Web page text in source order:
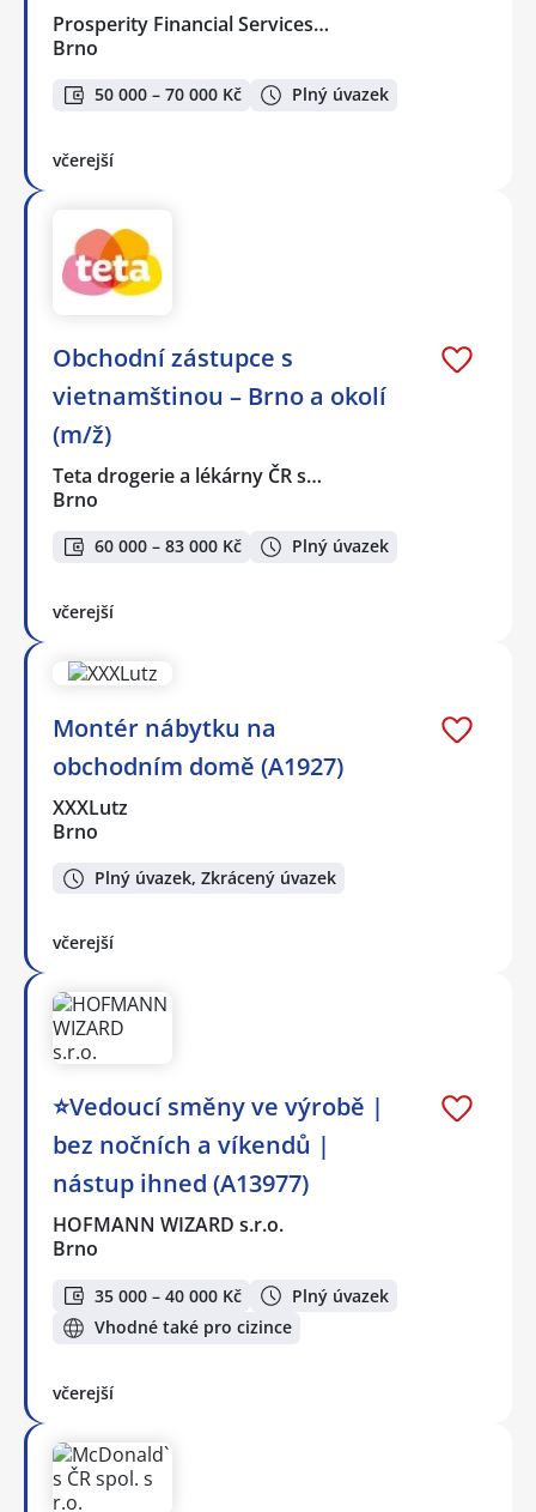
Prosperity Financial Services…
Brno
50 000 – 70 000 Kč Plný úvazek
včerejší
Obchodní zástupce s
vietnamštinou – Brno a okolí
(m/ž)
Teta drogerie a lékárny ČR s…
Brno
60 000 – 83 000 Kč Plný úvazek
včerejší
Montér nábytku na
obchodním domě (A1927)
XXXLutz
Brno
Plný úvazek, Zkrácený úvazek
včerejší
⭐Vedoucí směny ve výrobě |
bez nočních a víkendů |
nástup ihned (A13977)
HOFMANN WIZARD s.r.o.
Brno
35 000 – 40 000 Kč
Plný úvazek
Vhodné také pro cizince
včerejší